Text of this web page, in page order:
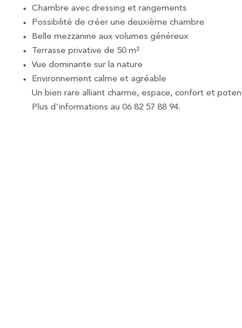
Chambre avec dressing et rangements
Possibilité de créer une deuxième chambre
Belle mezzanine aux volumes généreux
Terrasse privative de 50 m²
Vue dominante sur la nature
Environnement calme et agréable
Un bien rare alliant charme, espace, confort et
Plus d'informations au 06 82 57 88 94.